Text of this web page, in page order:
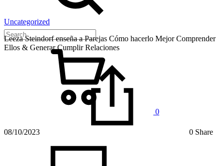
0
Uncategorized
Leeza Steindorf enseña a Parejas Cómo hacerlo Mejor Comprender
Ellos & Generar Cumplir Relaciones
08/10/2023 0 Share